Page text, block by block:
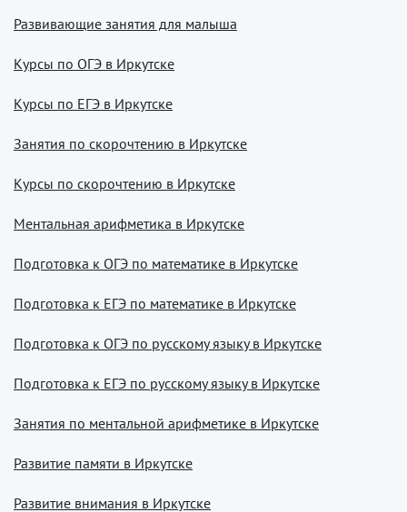
Развивающие занятия для малыша
Курсы по ОГЭ в Иркутске
Курсы по ЕГЭ в Иркутске
Занятия по скорочтению в Иркутске
Курсы по скорочтению в Иркутске
Ментальная арифметика в Иркутске
Подготовка к ОГЭ по математике в Иркутске
Подготовка к ЕГЭ по математике в Иркутске
Подготовка к ОГЭ по русскому языку в Иркутске
Подготовка к ЕГЭ по русскому языку в Иркутске
Занятия по ментальной арифметике в Иркутске
Развитие памяти в Иркутске
Развитие внимания в Иркутске